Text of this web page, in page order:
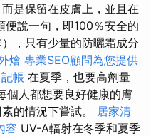
是保留在皮膚上，並且在
說一句，即100％安全的
，只有少量的防曬霜成分
燴 專業SEO顧問為您提供
記帳 在夏季，也要高劑量
個人都想要良好健康的膚
的情況下嘗試。 居家清
容 UV-A輻射在冬季和夏季